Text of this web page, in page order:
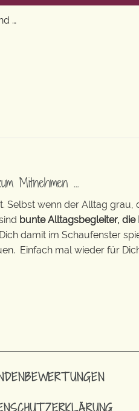
…
Mitnehmen …
Selbst wenn der Alltag grau,
bunte Alltagsbegleiter, die
damit im Schaufenster
Einfach mal wieder für